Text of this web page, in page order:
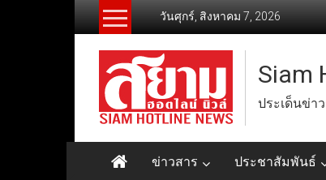
วันศุกร์, สิงหาคม 7, 2026
Siam
ประเด็นข่า
ข่าวสาร ประชาสัมพันธ์